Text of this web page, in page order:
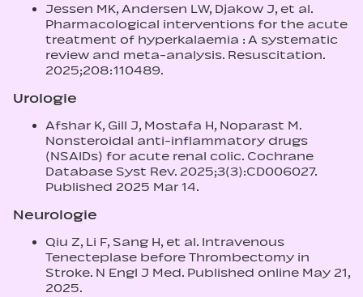
Jessen MK, Andersen LW, Djakow J, et al.
Pharmacological interventions for the acute
treatment of hyperkalaemia : A systematic
review and meta-analysis. Resuscitation.
2025;208:110489.
Urologie
Afshar K, Gill J, Mostafa H, Noparast M.
Nonsteroidal anti-inflammatory drugs
(NSAIDs) for acute renal colic. Cochrane
Database Syst Rev. 2025;3(3):CD006027.
Published 2025 Mar 14.
Neurologie
Qiu Z, Li F, Sang H, et al. Intravenous
Tenecteplase before Thrombectomy in
Stroke. N Engl J Med. Published online May 21,
2025.